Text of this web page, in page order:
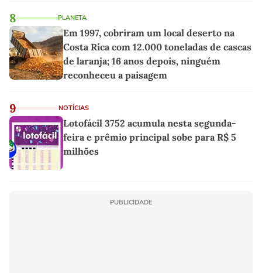
8 PLANETA
Em 1997, cobriram um local deserto na
Costa Rica com 12.000 toneladas de cascas
de laranja; 16 anos depois, ninguém
reconheceu a paisagem
9 NOTÍCIAS
Lotofácil 3752 acumula nesta segunda-
feira e prêmio principal sobe para R$ 5
milhões
PUBLICIDADE